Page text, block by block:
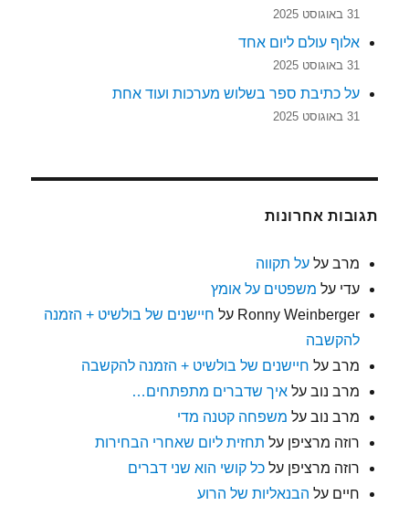
31 באוגוסט 2025
אלוף עולם ליום אחד
31 באוגוסט 2025
על כתיבת ספר בשלוש מערכות ועוד אחת
31 באוגוסט 2025
תגובות אחרונות
מרב עלעל תקווה
עדי על משפטים על אומץ
Ronny Weinberger על חיישנים של בולשיט + הזמנה
להקשבה
מרב על חיישנים של בולשיט + הזמנה להקשבה
מרב נוב עלאיך שדברים מתפתחים…
מרב נוב על משפחה קטנה מדי
רוזה מרציפן על תחזית ליום שאחרי הבחירות
רוזה מרציפן עלכל קושי הוא שני דברים
חיים על הבנאליות של הרוע